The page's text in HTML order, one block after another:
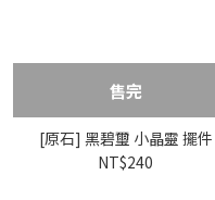
售完
[原石] 黑碧璽 小晶靈 擺件
NT$240